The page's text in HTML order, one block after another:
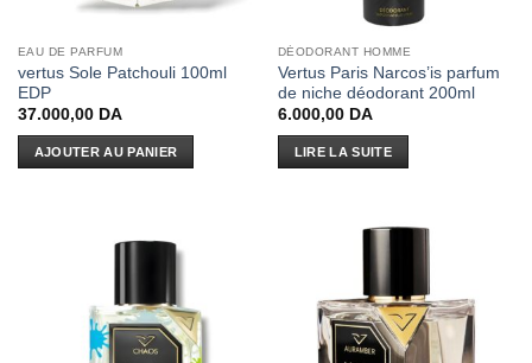
EAU DE PARFUM
vertus Sole Patchouli 100ml
EDP
37.000,00 DA
AJOUTER AU PANIER
DÉODORANT HOMME
Vertus Paris Narcos’is parfum
de niche déodorant 200ml
6.000,00 DA
LIRE LA SUITE